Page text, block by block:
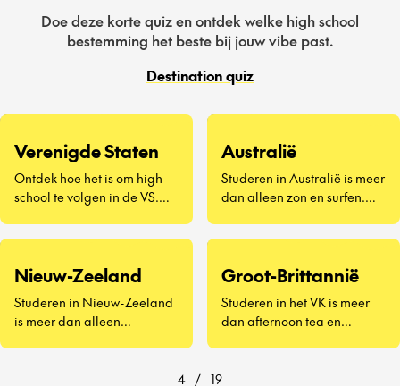
Doe deze korte quiz en ontdek welke high school
bestemming het beste bij jouw vibe past.
Destination quiz
Verenigde Staten
Ontdek hoe het is om high
school te volgen in de VS.
tot schooltrots, homecoming-
weekend. Je dompelt je
onder in een cultuur die je
tot nu toe alleen uit films
Australië
Studeren in Australië is meer
dan alleen zon en surfen.
ontdekken hoe het is om aan
wereld naar school te gaan.
Of je nu in een stad aan de
kust woont of in een kleine
Nieuw-Zeeland
Studeren in Nieuw-Zeeland
is meer dan alleen
Groot-Brittannië
Studeren in het VK is meer
dan afternoon tea en
is een kans om het leven als
4 / 19